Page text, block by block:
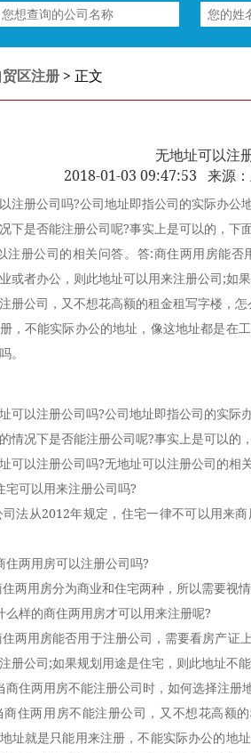
区注册 > 正文
无地址可以注
2018-01-03 09:47:53 来源
注册公司吗?公司地址即指公司的实际办
下是否能注册公司呢?事实上是可以的，下
注册公司的相关问答。答:商住两用房能
或者办公，则此地址可以用来注册公司;如
册公司，又不想花高额的租金租写字楼，
，不能实际办公的地址，像这地址都是在
。
以注册公司吗?公司地址即指公司的实际
情况下是否能注册公司呢?事实上是可以的
以注册公司吗?无地址可以注册公司的相
可以用来注册公司吗?
从2012年规定，住宅一律不可以用来商
两用房可以注册公司吗?
用房分为商业和住宅两种，所以需要视情
样的商住两用房才可以用来注册呢?
用房能否用于注册公司，需要看房产证
册公司;如果规划用途是住宅，则此地址不能
住两用房不能注册公司时，如何选择注册
两用房不能注册公司，又不想花高额的
址就是只能用来注册，不能实际办公的地